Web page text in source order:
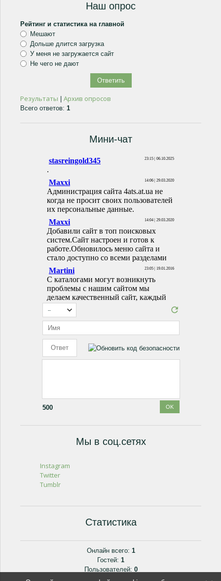
Наш опрос
Рейтинг и статистика на главной
Мешают
Дольше длится загрузка
У меня не загружается сайт
Не чего не дают
Результаты Архив опросов
Всего ответов: 1
Мини-чат
500
Мы в соц.сетях
Instagram
Twitter
Tumblr
Статистика
Онлайн всего: 1
Гостей: 1
Пользователей: 0